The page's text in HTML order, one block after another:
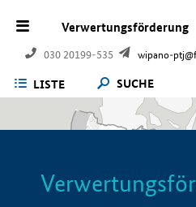
Verwertungsförderung
030 20199-535 wipano-
LISTE SUCHE